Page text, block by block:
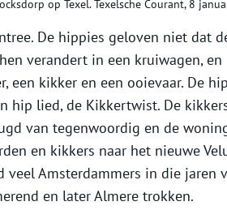
op Texel. Texelsche Courant, 8
De hippies geloven niet dat
verandert in een kruiwagen, en
een kikker en een ooievaar. De
hip lied, de Kikkertwist. De
van tegenwoordig en de
en kikkers naar het nieuwe
Amsterdammers in die jaren
en later Almere trokken.